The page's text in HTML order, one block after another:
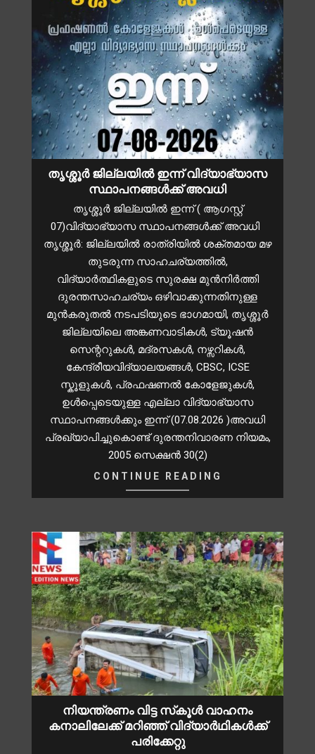
തൃശ്ശൂർ ജില്ലയിൽ ഇന്ന് വിദ്യാഭ്യാസ
സ്ഥാപനങ്ങൾക്ക് അവധി
തൃശ്ശൂർ ജില്ലയിൽ ഇന്ന് ( ആഗസ്റ്റ്
07)വിദ്യാഭ്യാസ സ്ഥാപനങ്ങൾക്ക് അവധി
തൃശ്ശൂർ: ജില്ലയിൽ രാത്രിയിൽ ശക്തമായ മഴ
തുടരുന്ന സാഹചര്യത്തിൽ,
വിദ്യാർത്ഥികളുടെ സുരക്ഷ മുൻനിർത്തി
ദുരന്തസാഹചര്യം ഒഴിവാക്കുന്നതിനുള്ള
മുന്‍കരുതല്‍ നടപടിയുടെ ഭാഗമായി, തൃശ്ശൂർ
ജില്ലയിലെ അങ്കണവാടികൾ, ട്യൂഷൻ
സെന്ററുകൾ, മദ്രസകൾ, നഴ്സറികള്‍,
കേന്ദ്രീയവിദ്യാലയങ്ങള്‍, CBSC, ICSE
സ്കൂളുകള്‍, പ്രഫഷണല്‍ കോളേജുകള്‍,
ഉള്‍പ്പെടെയുള്ള എല്ലാ വിദ്യാഭ്യാസ
സ്ഥാപനങ്ങള്‍ക്കും ഇന്ന് (07.08.2026 )അവധി
പ്രഖ്യാപിച്ചുകൊണ്ട് ദുരന്തനിവാരണ നിയമം,
2005 സെക്ഷന്‍ 30(2)
CONTINUE READING
നിയന്ത്രണം വിട്ട സ്‌കൂൾ വാഹനം
കനാലിലേക്ക് മറിഞ്ഞ് വിദ്യാർഥികൾക്ക്
പരിക്കേറ്റു